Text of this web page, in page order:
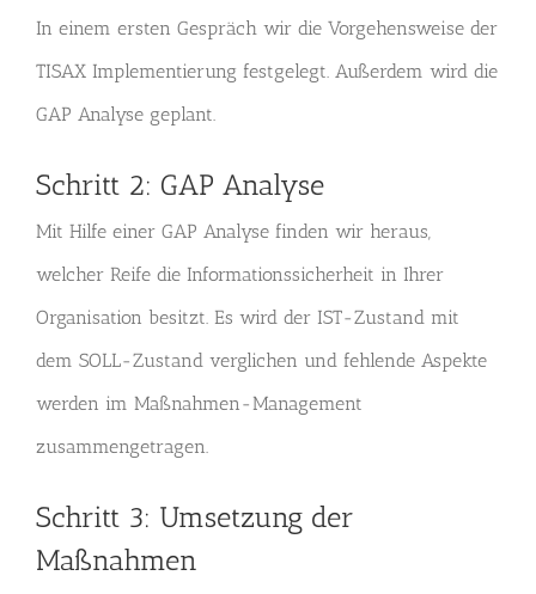
In einem ersten Gespräch wir die Vorgehensweise der
TISAX Implementierung festgelegt. Außerdem wird die
GAP Analyse geplant.
Schritt 2: GAP Analyse
Mit Hilfe einer GAP Analyse finden wir heraus,
welcher Reife die Informationssicherheit in Ihrer
Organisation besitzt. Es wird der IST-Zustand mit
dem SOLL-Zustand verglichen und fehlende Aspekte
werden im Maßnahmen-Management
zusammengetragen.
Schritt 3: Umsetzung der
Maßnahmen